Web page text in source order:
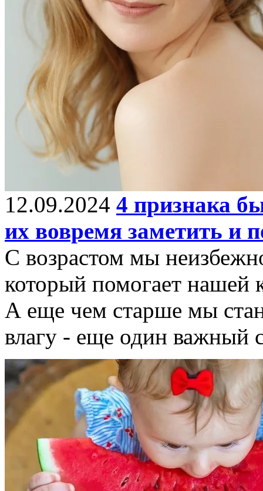
12.09.2024 4 признака
их вовремя заметить и
С возрастом мы
который помогает нашей
А еще чем старше мы
влагу - еще один важный